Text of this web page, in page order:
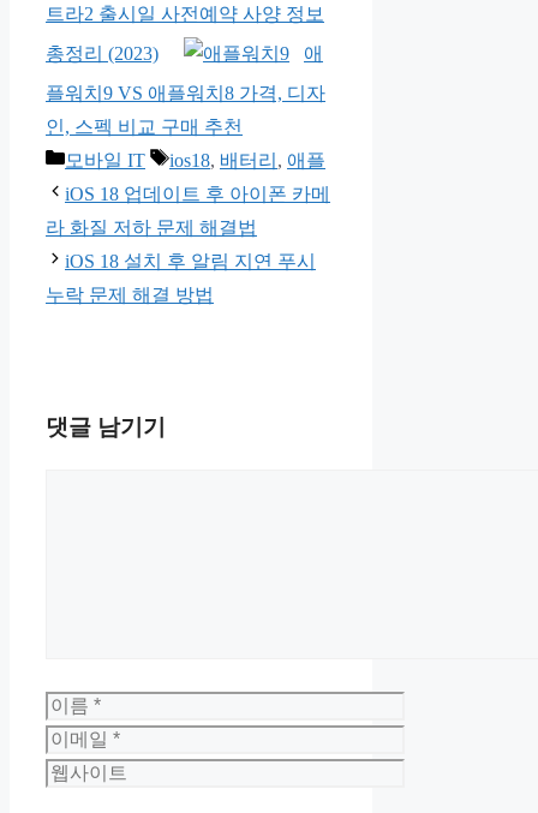
트라2 출시일 사전예약 사양 정보
총정리 (2023)
애
플워치9 VS 애플워치8 가격, 디자
인, 스펙 비교 구매 추천
카
테
고
리
모바일 IT
태
그
ios18, 배터리 , 애플
iOS 18 업데이트 후 아이폰 카메
라 화질 저하 문제 해결법
iOS 18 설치 후 알림 지연 푸시
누락 문제 해결 방법
댓글 남기기
이
름
이
메
웹